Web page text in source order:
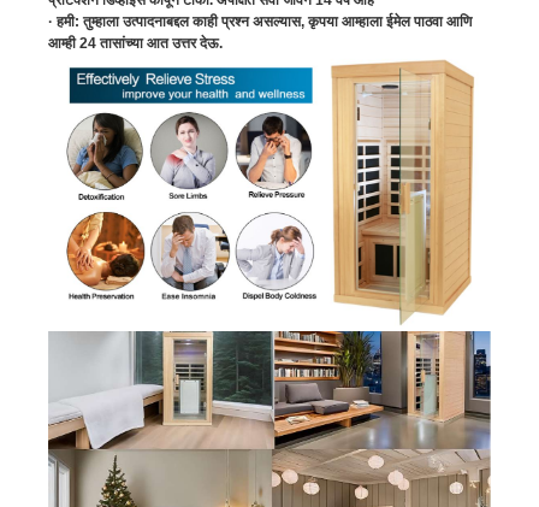
· हमी: तुम्हाला उत्पादनाबद्दल काही प्रश्न असल्यास, कृपया आम्हाला ईमेल पाठवा आणि
आम्ही 24 तासांच्या आत उत्तर देऊ.